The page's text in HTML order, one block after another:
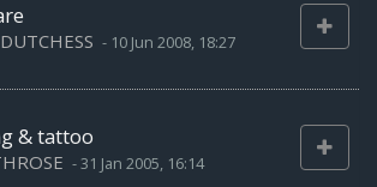
- 10 Jun 2008, 18:27
& tattoo
-31 Jan 2005, 16:14